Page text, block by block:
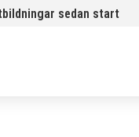
sedan start